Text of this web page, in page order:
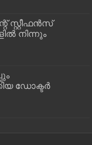
സ്റ്റീഫൻസ്
നിന്നും
ഡോക്ടർ